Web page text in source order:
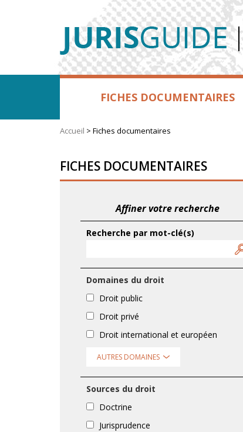
FICHES DOCUMENTAIRES
Accueil > Fiches documentaires
FICHES DOCUMENTAIRES
Affiner votre recherche
Recherche par mot-clé(s)
Domaines du droit
Droit public
Droit privé
Droit international et européen
AUTRES DOMAINES
Sources du droit
Doctrine
Jurisprudence